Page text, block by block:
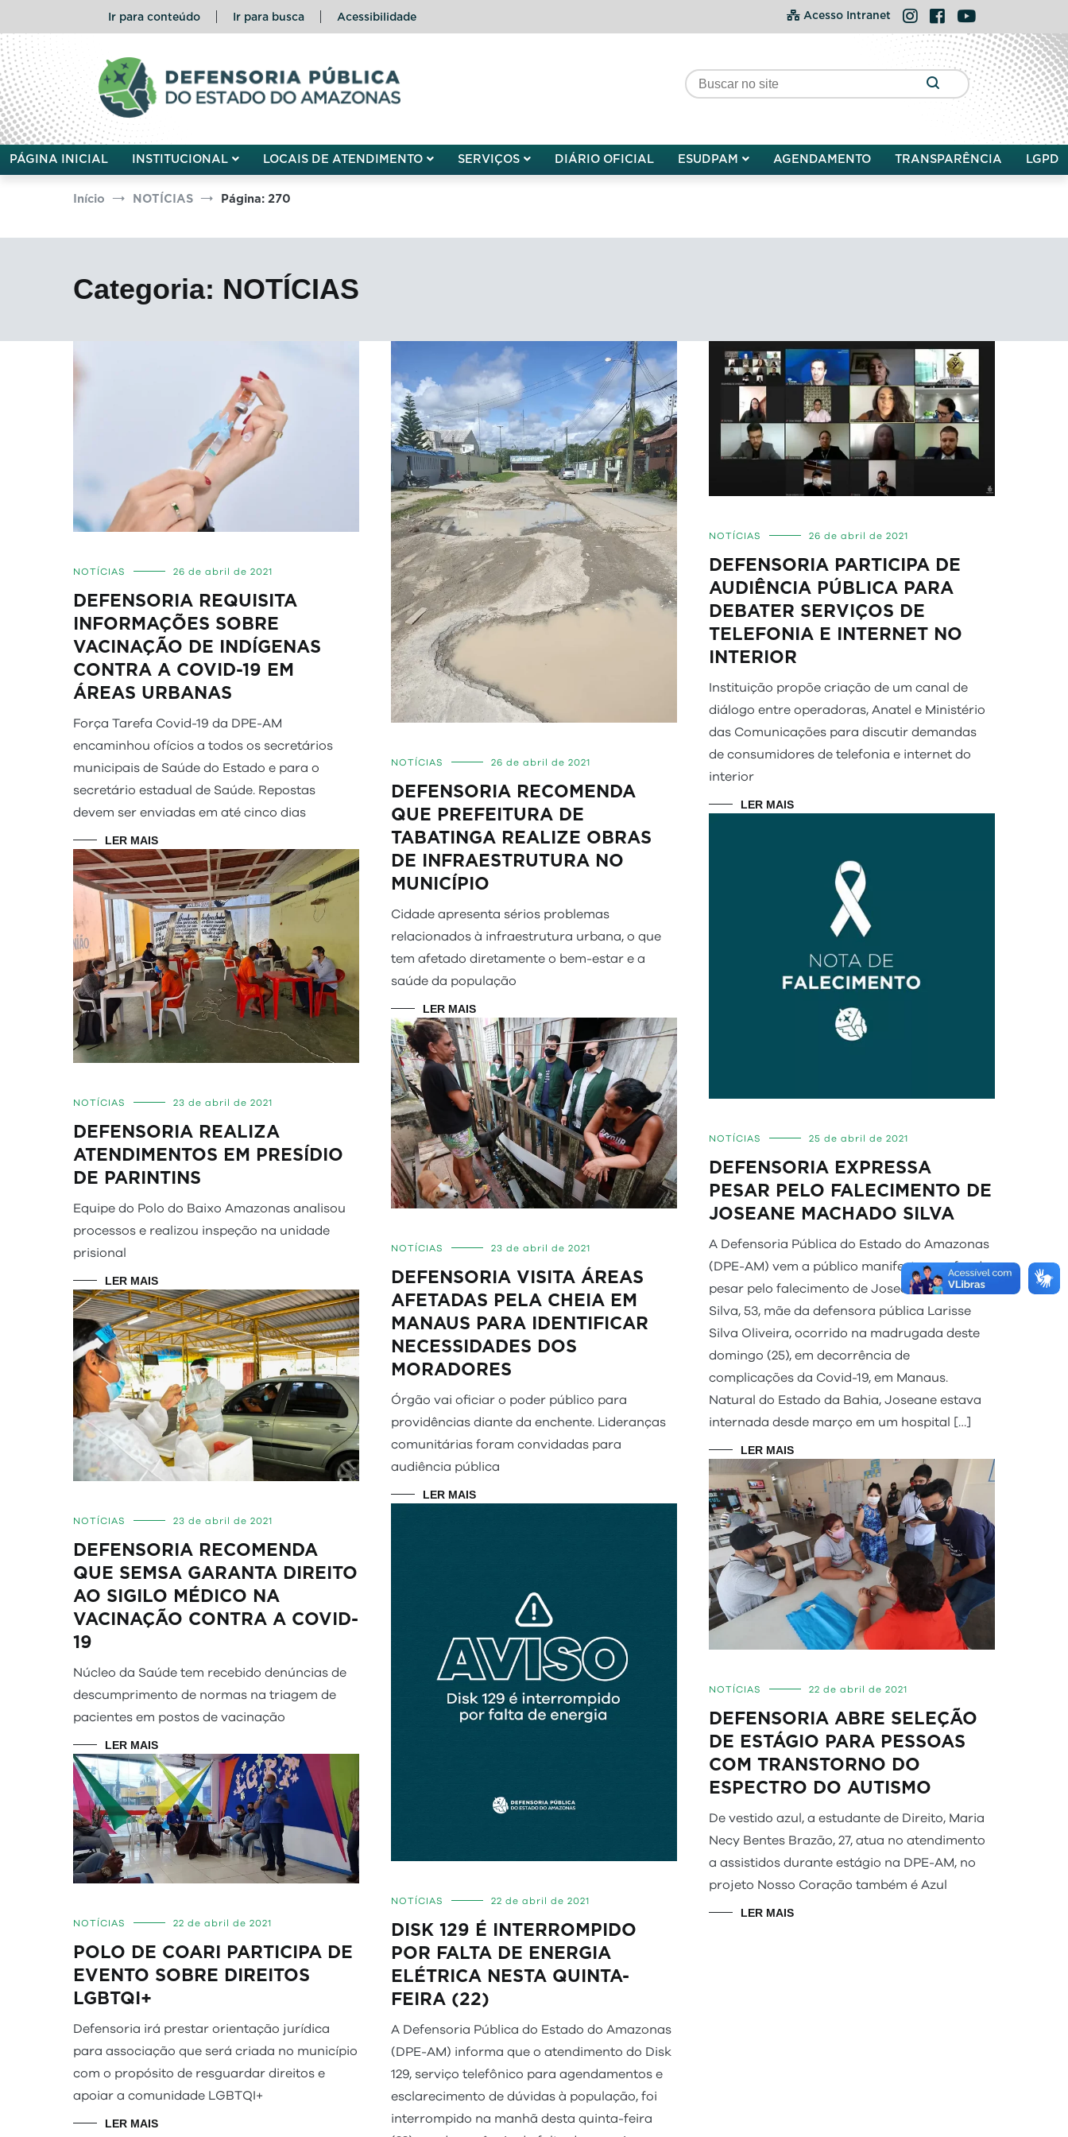
o
conteúdo
Ir para conteúdo Ir para busca Acessibilidade Acesso Intranet Instagram
FacebookYouTube
Defensoria Pública do Estado do Amazonas
PÁGINA INICIAL INSTITUCIONAL LOCAIS DE ATENDIMENTO SERVIÇOS DIÁRIO OFICIAL ESUDPAM AGENDAMENTO TRANSPARÊNCIA LGPD
Início NOTÍCIAS Página: 270
Categoria: NOTÍCIAS
NOTÍCIAS 26 de abril de 2021
DEFENSORIA REQUISITA
INFORMAÇÕES SOBRE
VACINAÇÃO DE INDÍGENAS
CONTRA A COVID-19 EM
ÁREAS URBANAS
Força Tarefa Covid-19 da DPE-AM
encaminhou ofícios a todos os secretários
municipais de Saúde do Estado e para o
secretário estadual de Saúde. Repostas
devem ser enviadas em até cinco dias
LER MAIS
NOTÍCIAS 26 de abril de 2021
DEFENSORIA RECOMENDA
QUE PREFEITURA DE
TABATINGA REALIZE OBRAS
DE INFRAESTRUTURA NO
MUNICÍPIO
Cidade apresenta sérios problemas
relacionados à infraestrutura urbana, o que
tem afetado diretamente o bem-estar e a
saúde da população
LER MAIS
NOTÍCIAS 26 de abril de 2021
DEFENSORIA PARTICIPA DE
AUDIÊNCIA PÚBLICA PARA
DEBATER SERVIÇOS DE
TELEFONIA E INTERNET NO
INTERIOR
Instituição propõe criação de um canal de
diálogo entre operadoras, Anatel e Ministério
das Comunicações para discutir demandas
de consumidores de telefonia e internet do
interior
LER MAIS
NOTÍCIAS 25 de abril de 2021
DEFENSORIA EXPRESSA
PESAR PELO FALECIMENTO DE
JOSEANE MACHADO SILVA
A Defensoria Pública do Estado do Amazonas
(DPE-AM) vem a público manifestar profundo
pesar pelo falecimento de Joseane Machado
Silva, 53, mãe da defensora pública Larisse
Silva Oliveira, ocorrido na madrugada deste
domingo (25), em decorrência de
complicações da Covid-19, em Manaus.
Natural do Estado da Bahia, Joseane estava
internada desde março em um hospital […]
LER MAIS
NOTÍCIAS 23 de abril de 2021
DEFENSORIA REALIZA
ATENDIMENTOS EM PRESÍDIO
DE PARINTINS
Equipe do Polo do Baixo Amazonas analisou
processos e realizou inspeção na unidade
prisional
LER MAIS
NOTÍCIAS 23 de abril de 2021
DEFENSORIA VISITA ÁREAS
AFETADAS PELA CHEIA EM
MANAUS PARA IDENTIFICAR
NECESSIDADES DOS
MORADORES
Órgão vai oficiar o poder público para
providências diante da enchente. Lideranças
comunitárias foram convidadas para
audiência pública
LER MAIS
NOTÍCIAS 23 de abril de 2021
DEFENSORIA RECOMENDA
QUE SEMSA GARANTA DIREITO
AO SIGILO MÉDICO NA
VACINAÇÃO CONTRA A COVID-
19
Núcleo da Saúde tem recebido denúncias de
descumprimento de normas na triagem de
pacientes em postos de vacinação
LER MAIS
NOTÍCIAS 22 de abril de 2021
DEFENSORIA ABRE SELEÇÃO
DE ESTÁGIO PARA PESSOAS
COM TRANSTORNO DO
ESPECTRO DO AUTISMO
De vestido azul, a estudante de Direito, Maria
Necy Bentes Brazão, 27, atua no atendimento
a assistidos durante estágio na DPE-AM, no
projeto Nosso Coração também é Azul
LER MAIS
NOTÍCIAS 22 de abril de 2021
DISK 129 É INTERROMPIDO
POR FALTA DE ENERGIA
ELÉTRICA NESTA QUINTA-
FEIRA (22)
A Defensoria Pública do Estado do Amazonas
(DPE-AM) informa que o atendimento do Disk
129, serviço telefônico para agendamentos e
esclarecimento de dúvidas à população, foi
interrompido na manhã desta quinta-feira
NOTÍCIAS 22 de abril de 2021
POLO DE COARI PARTICIPA DE
EVENTO SOBRE DIREITOS
LGBTQI+
Defensoria irá prestar orientação jurídica
para associação que será criada no município
com o propósito de resguardar direitos e
apoiar a comunidade LGBTQI+
LER MAIS